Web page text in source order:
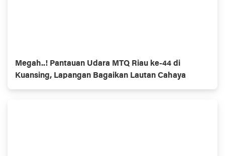
Megah..! Pantauan Udara MTQ Riau ke-44 di
Kuansing, Lapangan Bagaikan Lautan Cahaya